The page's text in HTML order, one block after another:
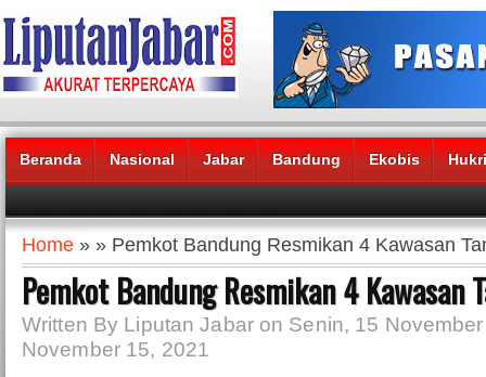
Beranda Nasional Jabar Bandung Ekobis
Headlines News :
Home » » Pemkot Bandung Resmikan 4 Kawasan
Pemkot Bandung Resmikan 4 Kawasan
Written By Liputan Jabar on Senin, 15
November 15, 2021